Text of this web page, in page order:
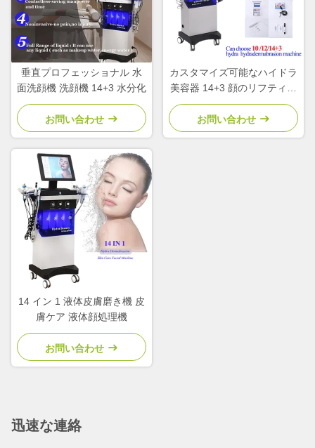
垂直プロフェッショナル 水
面洗顔機 洗顔機 14+3 水分化
お問い合わせ
カスタマイズ可能なハイドラ
美容器 14+3 顔のリフティン
グ アクネ治療
お問い合わせ
14 イン 1 液体皮膚磨き機 皮
膚ケア 液体顔処理機
お問い合わせ
迅速な連絡